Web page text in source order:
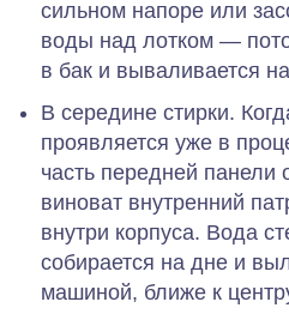
сильном напоре или
воды над лотком —
в бак и вываливается
В середине стирки.
проявляется уже в
часть передней панели
виноват внутренний
внутри корпуса. Вода
собирается на дне и
машиной, ближе к